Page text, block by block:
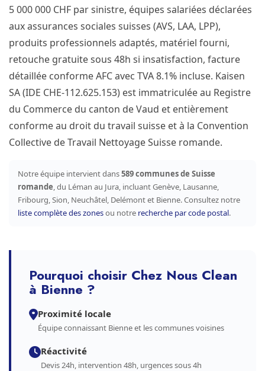
5 000 000 CHF par sinistre, équipes salariées déclarées
aux assurances sociales suisses (AVS, LAA, LPP),
produits professionnels adaptés, matériel fourni,
retouche gratuite sous 48h si insatisfaction, facture
détaillée conforme AFC avec TVA 8.1% incluse. Kaisen
SA (IDE CHE-112.625.153) est immatriculée au Registre
du Commerce du canton de Vaud et entièrement
conforme au droit du travail suisse et à la Convention
Collective de Travail Nettoyage Suisse romande.
Notre équipe intervient dans589 communes de Suisse
romande, du Léman au Jura, incluant Genève, Lausanne,
Fribourg, Sion, Neuchâtel, Delémont et Bienne. Consultez notre
liste complète des zonesou notre recherche par code postal.
Pourquoi choisir Chez Nous Clean
à Bienne ?
Proximité locale
Équipe connaissant Bienne et les communes voisines
Réactivité
Devis 24h, intervention 48h, urgences sous 4h